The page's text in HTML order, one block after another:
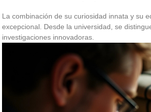
La combinación de su curiosidad innata y su
excepcional. Desde la universidad, se
investigaciones innovadoras.